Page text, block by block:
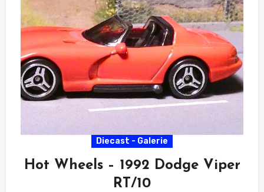
Diecast - Galerie
Hot Wheels – 1992 Dodge Viper
RT/10